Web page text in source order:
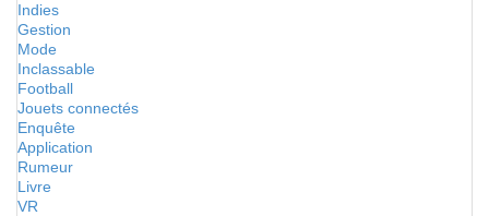
Indies
Gestion
Mode
Inclassable
Football
Jouets connectés
Enquête
Application
Rumeur
Livre
VR